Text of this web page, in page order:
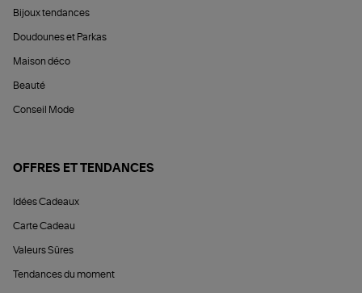
Bijoux tendances
Doudounes et Parkas
Maison déco
Beauté
Conseil Mode
OFFRES ET TENDANCES
Idées Cadeaux
Carte Cadeau
Valeurs Sûres
Tendances du moment